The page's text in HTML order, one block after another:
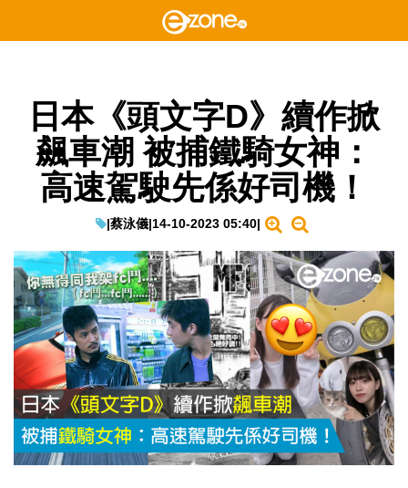
日本《頭文字D》續作掀
飆車潮 被捕鐵騎女神：
高速駕駛先係好司機！
|蔡泳儀|14-10-2023 05:40|